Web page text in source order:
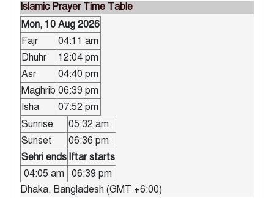
Islamic Prayer Time Table
Mon, 10 Aug 2026
Fajr
04:11 am
Dhuhr
12:04 pm
Asr
04:40 pm
Maghrib 06:39 pm
Isha
07:52 pm
Sunrise
05:32 am
Sunset
06:36 pm
Sehri ends Iftar starts
04:05 am
06:39 pm
Dhaka, Bangladesh (GMT +6:00)